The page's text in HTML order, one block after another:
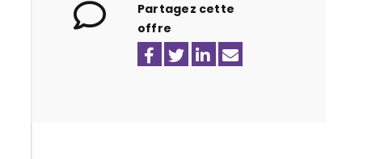
Partagez cette
offre